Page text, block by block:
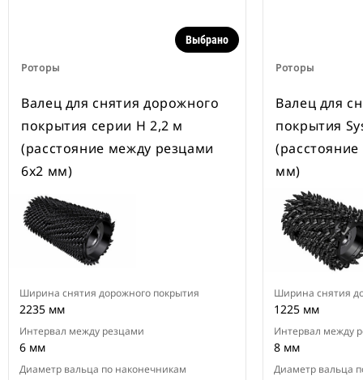
Роторы
Выбрано
Валец для снятия дорожного
покрытия серии H 2,2 м
(расстояние между резцами
6х2 мм)
Ширина снятия дорожного покрытия
2235 мм
Интервал между резцами
6 мм
Диаметр вальца по наконечникам
Роторы
Валец для
покрытия
мм)
Ширина снятия
1225 мм
Интервал между
8 мм
Диаметр вальца